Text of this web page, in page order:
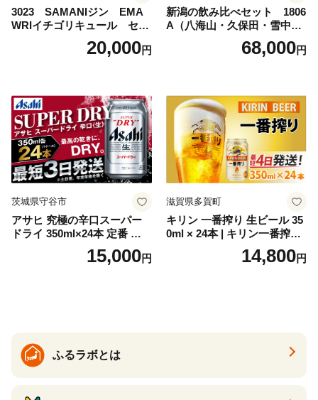
3023 SAMANIジン EMA
WRIイチゴリキュール セッ
ト（箱入り）【大人の味 酒
お酒 洋酒 スピリッツ クラフ
セット 詰め合わせ カクテル
ソーダ割り アルコール ロッ
ク ソーダ ジントニック 】
20,000円
新潟の飲み比べセット 1806
A（八海山・久保田・雪中
梅・越乃寒梅・かたふね・千
68,000円
茨城県守谷市
アサヒ 究極の辛口スーパー
ドライ 350ml×24本 定番 ビー
ル 缶ビール 酒 お酒 アルコー
15,000円
滋賀県多賀町
キリン 一番搾り 生ビール 35
0ml × 24本 | キリン一番搾り
キリンビール 一番搾り ビー
ル 24缶 きりんいちばんしぼ
14,800円
ふるラボとは